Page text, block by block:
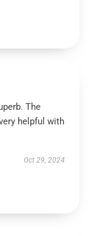
The
helpful with
Oct 29, 2024